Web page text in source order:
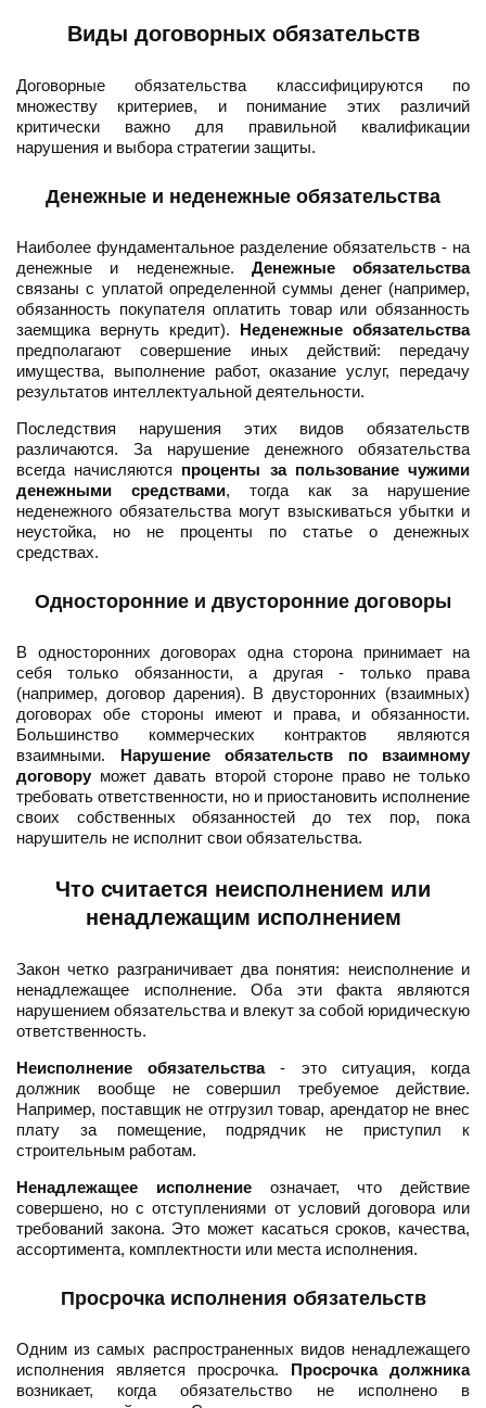
Виды договорных обязательств
Договорные обязательства классифицируются по
множеству критериев, и понимание этих различий
критически важно для правильной квалификации
нарушения и выбора стратегии защиты.
Денежные и неденежные обязательства
Наиболее фундаментальное разделение обязательств - на
денежные и неденежные. Денежные обязательства
связаны с уплатой определенной суммы денег (например,
обязанность покупателя оплатить товар или обязанность
заемщика вернуть кредит). Неденежные обязательства
предполагают совершение иных действий: передачу
имущества, выполнение работ, оказание услуг, передачу
результатов интеллектуальной деятельности.
Последствия нарушения этих видов обязательств
различаются. За нарушение денежного обязательства
всегда начисляются проценты за пользование чужими
денежными средствами, тогда как за нарушение
неденежного обязательства могут взыскиваться убытки и
неустойка, но не проценты по статье о денежных
средствах.
Односторонние и двусторонние договоры
В односторонних договорах одна сторона принимает на
себя только обязанности, а другая - только права
(например, договор дарения). В двусторонних (взаимных)
договорах обе стороны имеют и права, и обязанности.
Большинство коммерческих контрактов являются
взаимными. Нарушение обязательств по взаимному
договору может давать второй стороне право не только
требовать ответственности, но и приостановить исполнение
своих собственных обязанностей до тех пор, пока
нарушитель не исполнит свои обязательства.
Что считается неисполнением или
ненадлежащим исполнением
Закон четко разграничивает два понятия: неисполнение и
ненадлежащее исполнение. Оба эти факта являются
нарушением обязательства и влекут за собой юридическую
ответственность.
Неисполнение обязательства- это ситуация, когда
должник вообще не совершил требуемое действие.
Например, поставщик не отгрузил товар, арендатор не внес
плату за помещение, подрядчик не приступил к
строительным работам.
Ненадлежащее исполнениеозначает, что действие
совершено, но с отступлениями от условий договора или
требований закона. Это может касаться сроков, качества,
ассортимента, комплектности или места исполнения.
Просрочка исполнения обязательств
Одним из самых распространенных видов ненадлежащего
исполнения является просрочка. Просрочка должника
возникает, когда обязательство не исполнено в